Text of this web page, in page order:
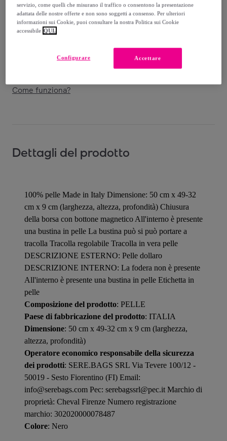
Consegna
Spedizione gratuita
Consegna: tra il10/09
Come funziona?
Dettagli del prodotto
100% pelle Made in Italy Dimensione: 50 cm x 49-32
cm x 9 cm (larghezza, altezza, profondità) Chiusura
della borsa con bottone magnetico All'interno è presente
una bustina in pelle La bustina può si può portare a
tracolla Tracolla regolabile Tracolla in vera pelle
DESCRIZIONE ESTERNO: Pelle dollaro
DESCRIZIONE INTERNO: La fodera non è presente
All'interno è presente una bustina in pelle Etichetta in
pelle
Composizione del prodotto: PELLE
Paese di fabbricazione del prodotto: ITALIA
Dimensione: 50 cm x 49-32 cm x 9 cm (larghezza,
altezza, profondità)
Operatore economico responsabile della sicurezza
dei prodotti: SERE.BAGS SRL Via Tevere 100/12 -
50019 - Sesto Fiorentino (FI) Email:
info@serebags.com Pec: serebagssrl@pec.it Marchio di
proprietà: Cheval Firenze Numero registrazione
marchio: 302020000078487
Colore: Nero
servizio, come quelli che misurano il traffico o consentono la presentazione
adattata delle nostre offerte e non sono soggetti a consenso. Per ulteriori
informazioni sui Cookie, puoi consultare la nostra Politica sui Cookie
accessibile QUI.
Accettare
Configurare